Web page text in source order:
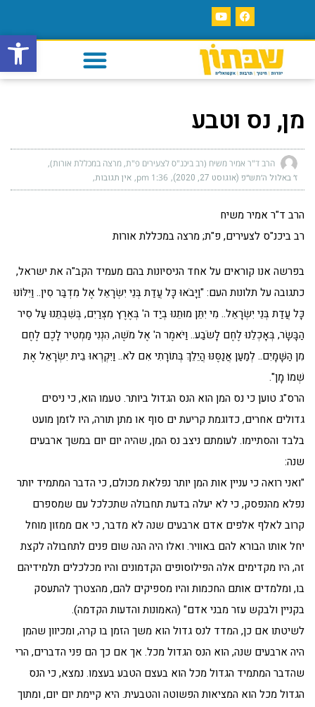
פתח
מן, נס וטבע
הרב ד"ר אמיר משיח (רב ביכנ"ס לצעירים פ"ת, מרצה במכללת אורות)
ז׳ באלול ה׳תש״פ (אוגוסט 27, 2020) 1:36 pm אין תגובות
הרב ד"ר אמיר משיח
רב ביכנ"ס לצעירים, פ"ת; מרצה במכללת אורות
בפרשה אנו קוראים על אחד הניסיונות בהם מעמיד הקב"ה את ישראל,
כתגובה על תלונות העם: "וַיָּבֹאוּ כָּל עֲדַת בְּנֵי יִשְׂרָאֵל אֶל מִדְבַּר סִין.. וַיִּלּוֹנוּ
כָּל עֲדַת בְּנֵי יִשְׂרָאֵל.. מִי יִתֵּן מוּתֵנוּ בְיַד ה' בְּאֶרֶץ מִצְרַיִם, בְּשִׁבְתֵּנוּ עַל סִיר
הַבָּשָׂר, בְּאָכְלֵנוּ לֶחֶם לָשֹׂבַע.. וַיֹּאמֶר ה' אֶל מֹשֶׁה, הִנְנִי מַמְטִיר לָכֶם לֶחֶם
מִן הַשָּׁמָיִם.. לְמַעַן אֲנַסֶּנּוּ הֲיֵלֵךְ בְּתוֹרָתִי אִם לֹא.. וַיִּקְרְאוּ בֵית יִשְׂרָאֵל אֶת
שְׁמוֹ מָן".
הרס"ג טוען כי נס המן הוא הנס הגדול ביותר. טעמו הוא, כי ניסים
גדולים אחרים, כדוגמת קריעת ים סוף או מתן תורה, היו לזמן מועט
בלבד והסתיימו. לעומתם ניצב נס המן, שהיה יום יום במשך ארבעים
שנה:
"ואני רואה כי עניין אות המן יותר נפלאת מכולם, כי הדבר המתמיד יותר
נפלא מהנפסק, כי לא יעלה בדעת תחבולה שתכלכל עם שמספרם
קרוב לאלף אלפים אדם ארבעים שנה לא מדבר, כי אם ממזון מוחל
יחל אותו הבורא להם באוויר. ואלו היה הנה שום פנים לתחבולה לקצת
זה, היו מקדימים אלה הפילוסופים הקדמונים והיו מכלכלים תלמידיהם
בו, ומלמדים אותם החכמות והיו מספיקים להם, מהצטרך להתעסק
בקניין ולבקש עזר מבני אדם" (האמונות והדעות הקדמה).
לשיטתו אם כן, המדד לנס גדול הוא משך הזמן בו קרה, ומכיוון שהמן
היה ארבעים שנה, הוא הנס הגדול מכל. אך אם כך הם פני הדברים, הרי
שהדבר המתמיד הגדול מכל הוא בעצם הטבע בעצמו. נמצא, כי הנס
הגדול מכל הוא המציאות הפשוטה והטבעית. היא קיימת יום יום, ומתוך